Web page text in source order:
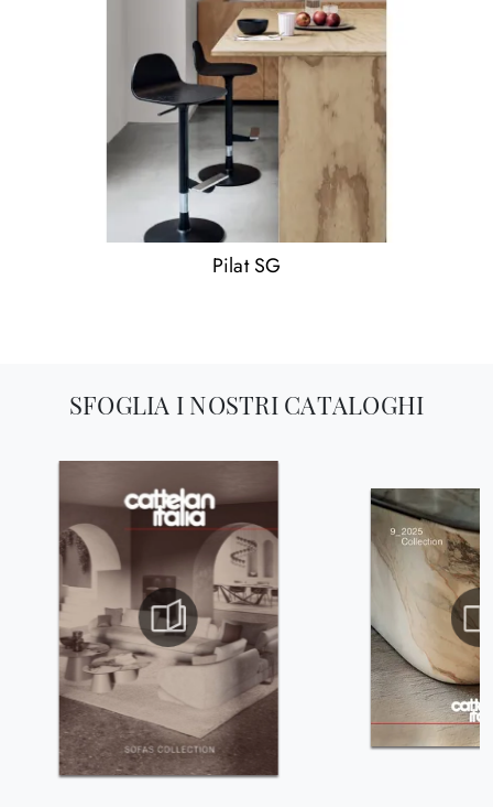
Pilat SG
SFOGLIA I NOSTRI CATALOGHI